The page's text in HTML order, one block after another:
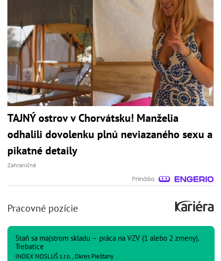
TAJNÝ ostrov v Chorvátsku! Manželia
odhalili dovolenku plnú neviazaného sexu a
pikatné detaily
Zahraničné
Pracovné pozície
Staň sa majstrom skladu – práca na VZV (1 alebo 2 zmeny).
Trebatice
INDEX NOSLUŠ s.r.o., Okres Piešťany